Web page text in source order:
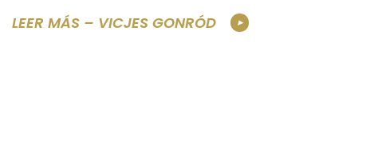
LEER MÁS – VICJES GONRÓD